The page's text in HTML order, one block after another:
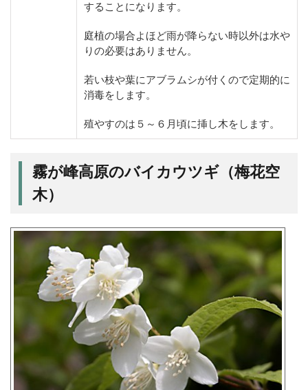
することになります。
庭植の場合よほど雨が降らない時以外は水や
りの必要はありません。
若い枝や葉にアブラムシが付くので定期的に
消毒をします。
殖やすのは５～６月頃に挿し木をします。
霧が峰高原のバイカウツギ（梅花空
木）